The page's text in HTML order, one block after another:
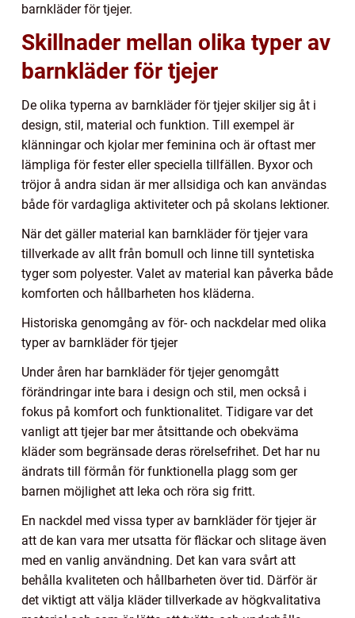
barnkläder för tjejer.
Skillnader mellan olika typer av
barnkläder för tjejer
De olika typerna av barnkläder för tjejer skiljer sig åt i
design, stil, material och funktion. Till exempel är
klänningar och kjolar mer feminina och är oftast mer
lämpliga för fester eller speciella tillfällen. Byxor och
tröjor å andra sidan är mer allsidiga och kan användas
både för vardagliga aktiviteter och på skolans lektioner.
När det gäller material kan barnkläder för tjejer vara
tillverkade av allt från bomull och linne till syntetiska
tyger som polyester. Valet av material kan påverka både
komforten och hållbarheten hos kläderna.
Historiska genomgång av för- och nackdelar med olika
typer av barnkläder för tjejer
Under åren har barnkläder för tjejer genomgått
förändringar inte bara i design och stil, men också i
fokus på komfort och funktionalitet. Tidigare var det
vanligt att tjejer bar mer åtsittande och obekväma
kläder som begränsade deras rörelsefrihet. Det har nu
ändrats till förmån för funktionella plagg som ger
barnen möjlighet att leka och röra sig fritt.
En nackdel med vissa typer av barnkläder för tjejer är
att de kan vara mer utsatta för fläckar och slitage även
med en vanlig användning. Det kan vara svårt att
behålla kvaliteten och hållbarheten över tid. Därför är
det viktigt att välja kläder tillverkade av högkvalitativa